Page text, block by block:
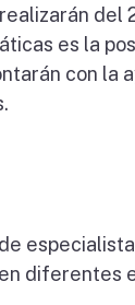
del
es la
con la